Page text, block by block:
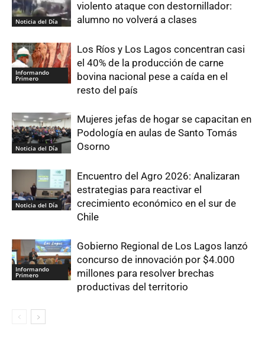
Noticia del Día
violento ataque con destornillador:
alumno no volverá a clases
Informando
Primero
Los Ríos y Los Lagos concentran casi
el 40% de la producción de carne
bovina nacional pese a caída en el
resto del país
Noticia del Día
Mujeres jefas de hogar se capacitan en
Podología en aulas de Santo Tomás
Osorno
Noticia del Día
Encuentro del Agro 2026: Analizaran
estrategias para reactivar el
crecimiento económico en el sur de
Chile
Informando
Primero
Gobierno Regional de Los Lagos lanzó
concurso de innovación por $4.000
millones para resolver brechas
productivas del territorio